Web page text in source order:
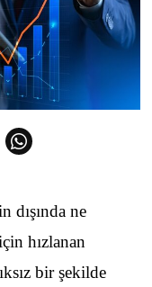
dışında ne
hızlanan
bir şekilde